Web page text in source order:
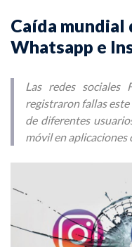
Caída mundial
Whatsapp e
Las redes sociales
registraron fallas
de diferentes
móvil en aplicaciones